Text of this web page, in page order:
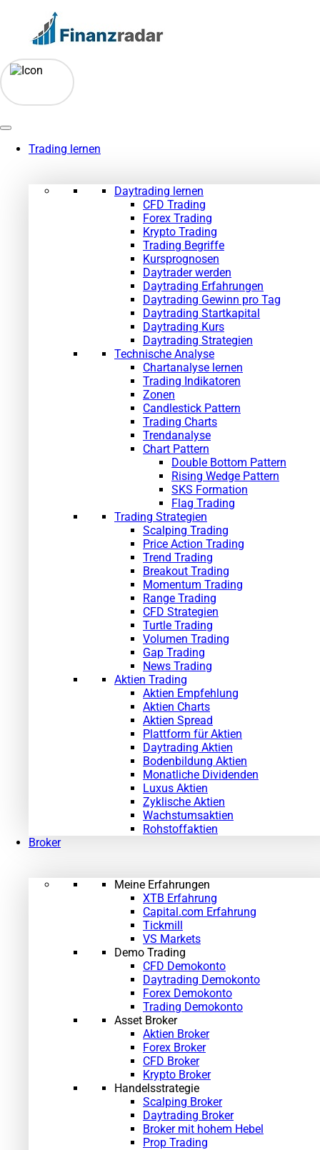
springen
Trading lernen
Daytrading lernen
CFD Trading
Forex Trading
Krypto Trading
Trading Begriffe
Kursprognosen
Daytrader werden
Daytrading Erfahrungen
Daytrading Gewinn pro Tag
Daytrading Startkapital
Daytrading Kurs
Daytrading Strategien
Technische Analyse
Chartanalyse lernen
Trading Indikatoren
Zonen
Candlestick Pattern
Trading Charts
Trendanalyse
Chart Pattern
Double Bottom Pattern
Rising Wedge Pattern
SKS Formation
Flag Trading
Trading Strategien
Scalping Trading
Price Action Trading
Trend Trading
Breakout Trading
Momentum Trading
Range Trading
CFD Strategien
Turtle Trading
Volumen Trading
Gap Trading
News Trading
Aktien Trading
Aktien Empfehlung
Aktien Charts
Aktien Spread
Plattform für Aktien
Daytrading Aktien
Bodenbildung Aktien
Monatliche Dividenden
Luxus Aktien
Zyklische Aktien
Wachstumsaktien
Rohstoffaktien
Broker
Meine Erfahrungen
XTB Erfahrung
Capital.com Erfahrung
Tickmill
VS Markets
Demo Trading
CFD Demokonto
Daytrading Demokonto
Forex Demokonto
Trading Demokonto
Asset Broker
Aktien Broker
Forex Broker
CFD Broker
Krypto Broker
Handelsstrategie
Scalping Broker
Daytrading Broker
Broker mit hohem Hebel
Prop Trading